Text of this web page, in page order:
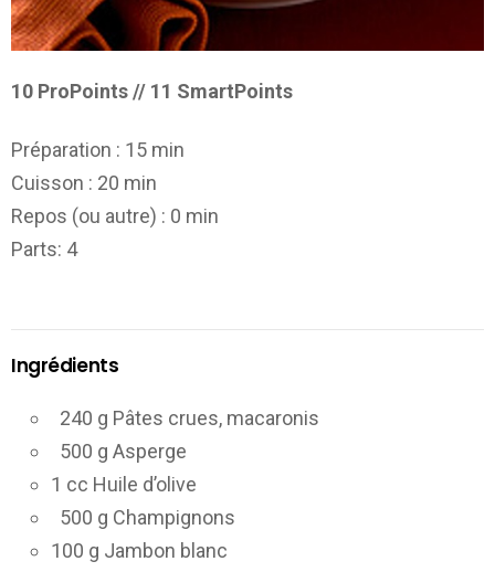
10 ProPoints // 11 SmartPoints
Préparation : 15 min
Cuisson : 20 min
Repos (ou autre) : 0 min
Parts: 4
Ingrédients
240 g Pâtes crues, macaronis
500 g Asperge
1 cc Huile d’olive
500 g Champignons
100 g Jambon blanc